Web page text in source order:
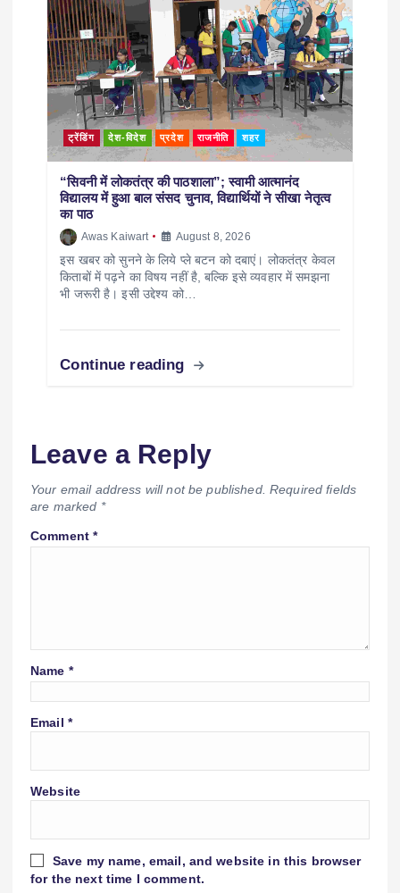
ट्रेंडिंग देश-विदेश प्रदेश राजनीति शहर
“सिवनी में लोकतंत्र की पाठशाला”; स्वामी आत्मानंद
विद्यालय में हुआ बाल संसद चुनाव, विद्यार्थियों ने सीखा नेतृत्व
का पाठ
Awas Kaiwart August 8, 2026
इस खबर को सुनने के लिये प्ले बटन को दबाएं। लोकतंत्र केवल
किताबों में पढ़ने का विषय नहीं है, बल्कि इसे व्यवहार में समझना
भी जरूरी है। इसी उद्देश्य को…
Continue reading
Leave a Reply
Your email address will not be published. Required fields
are marked *
Comment*
Name *
Email *
Website
Save my name, email, and website in this browser
for the next time I comment.